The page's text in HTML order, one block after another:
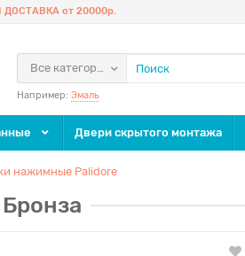
от 20000р.
Все категории
Например: Эмаль
Двери скрытого монтажа
нажимные Palidore